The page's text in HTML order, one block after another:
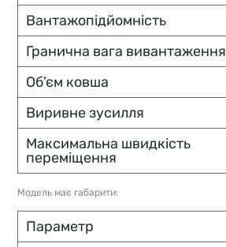
Вантажопідйомність
Гранична вага вивантаження
Об’єм ковша
Виривне зусилля
Максимальна швидкість
переміщення
Модель має габарити:
Параметр